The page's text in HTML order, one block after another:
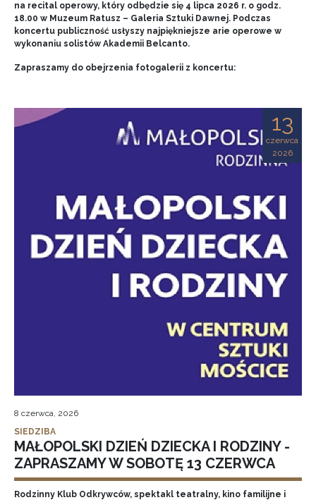
na recital operowy, który odbędzie się 4 lipca 2026 r. o godz.
18.00 w Muzeum Ratusz – Galeria Sztuki Dawnej. Podczas
koncertu publiczność usłyszy najpiękniejsze arie operowe w
wykonaniu solistów Akademii Belcanto.
Zapraszamy do obejrzenia fotogalerii z koncertu:
13
czerwca
2026
8 czerwca, 2026
SIEDZIBA
MAŁOPOLSKI DZIEŃ DZIECKA I RODZINY -
ZAPRASZAMY W SOBOTĘ 13 CZERWCA
Rodzinny Klub Odkrywców, spektakl teatralny, kino familijne i